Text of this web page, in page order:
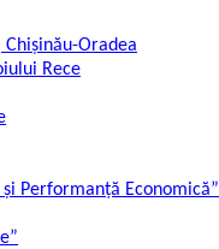
Oradea
Rece
Performanță Economică”